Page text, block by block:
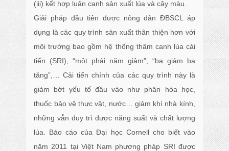
(iii) kết hợp luân canh sản xuất lúa và cây màu.
Giải pháp đầu tiên được nông dân ĐBSCL áp
dụng là các quy trình sản xuất thân thiện hơn với
môi trường bao gồm hệ thống thâm canh lúa cải
tiến (SRI), “một phải năm giảm”, “ba giảm ba
tăng”,… Cải tiến chính của các quy trình này là
giảm bớt yếu tố đầu vào như phân hóa học,
thuốc bảo vệ thực vật, nước… giảm khí nhà kính,
những vẫn duy trì được năng suất và chất lượng
lúa. Báo cáo của Đại học Cornell cho biết vào
năm 2011 tại Việt Nam phương pháp SRI được